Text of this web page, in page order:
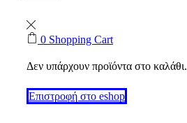
0 Shopping Cart
Δεν υπάρχουν προϊόντα στο καλάθι.
Επιστροφή στο eshop